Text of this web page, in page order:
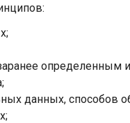
определенным
данных, способов